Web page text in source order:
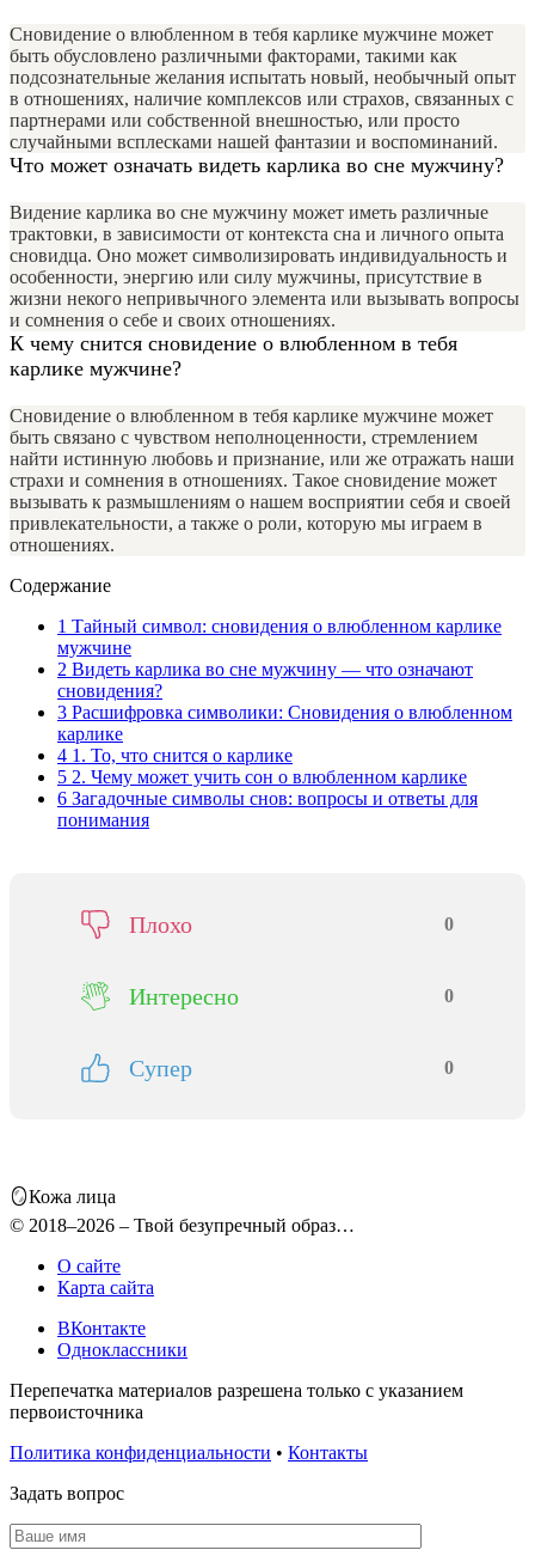
Сновидение о влюбленном в тебя карлике мужчине может
быть обусловлено различными факторами, такими как
подсознательные желания испытать новый, необычный опыт
в отношениях, наличие комплексов или страхов, связанных с
партнерами или собственной внешностью, или просто
случайными всплесками нашей фантазии и воспоминаний.
Что может означать видеть карлика во сне мужчину?
Видение карлика во сне мужчину может иметь различные
трактовки, в зависимости от контекста сна и личного опыта
сновидца. Оно может символизировать индивидуальность и
особенности, энергию или силу мужчины, присутствие в
жизни некого непривычного элемента или вызывать вопросы
и сомнения о себе и своих отношениях.
К чему снится сновидение о влюбленном в тебя
карлике мужчине?
Сновидение о влюбленном в тебя карлике мужчине может
быть связано с чувством неполноценности, стремлением
найти истинную любовь и признание, или же отражать наши
страхи и сомнения в отношениях. Такое сновидение может
вызывать к размышлениям о нашем восприятии себя и своей
привлекательности, а также о роли, которую мы играем в
отношениях.
Содержание
1 Тайный символ: сновидения о влюбленном карлике
мужчине
2 Видеть карлика во сне мужчину — что означают
сновидения?
3 Расшифровка символики: Сновидения о влюбленном
карлике
4 1. То, что снится о карлике
5 2. Чему может учить сон о влюбленном карлике
6 Загадочные символы снов: вопросы и ответы для
понимания
Плохо 0
Интересно 0
Супер 0
🪞Кожа лица
© 2018–2026 – Твой безупречный образ…
О сайте
Карта сайта
ВКонтакте
Одноклассники
Перепечатка материалов разрешена только с указанием
первоисточника
Политика конфиденциальности • Контакты
Задать вопрос